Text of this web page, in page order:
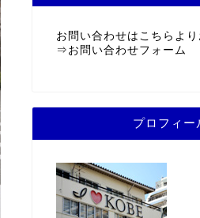
お問い合わせはこちらより
⇒ お問い合わせフォーム
プロフィー